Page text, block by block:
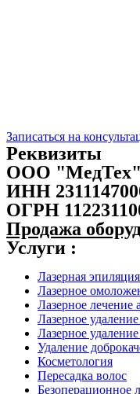
Записаться на
Реквизиты
ООО "МедТех"
ИНН
ОГРН
Продажа
Услуги :
Лазерная эпиляция
Лазерное
Лазерное лечение
Лазерное
Лазерное
Удаление
Косметология
Пересадка волос
Безоперационное